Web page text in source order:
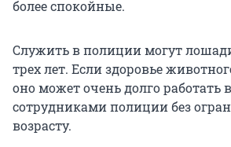
более спокойные.
Служить в полиции могут
трех лет. Если здоровье
оно может очень долго работать
сотрудниками полиции без
возрасту.